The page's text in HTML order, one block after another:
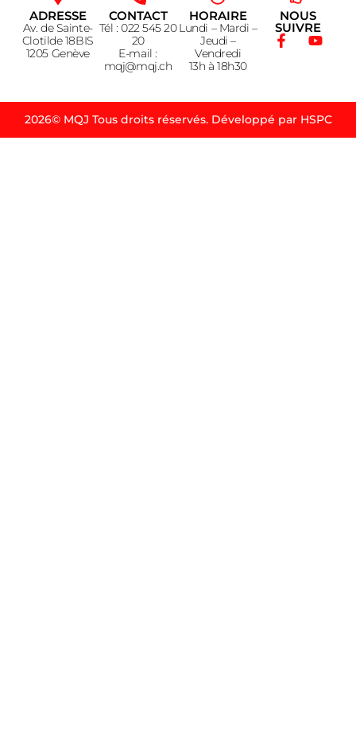
ADRESSE
Av. de Sainte-
Clotilde 18BIS
1205 Genève
CONTACT
Tél : 022 545 20
20
E-mail :
mqj@mqj.ch
HORAIRE
Lundi – Mardi –
Jeudi –
Vendredi
13h à 18h30
NOUS
SUIVRE
2026© MQJ Tous droits réservés. Développé par HSPC